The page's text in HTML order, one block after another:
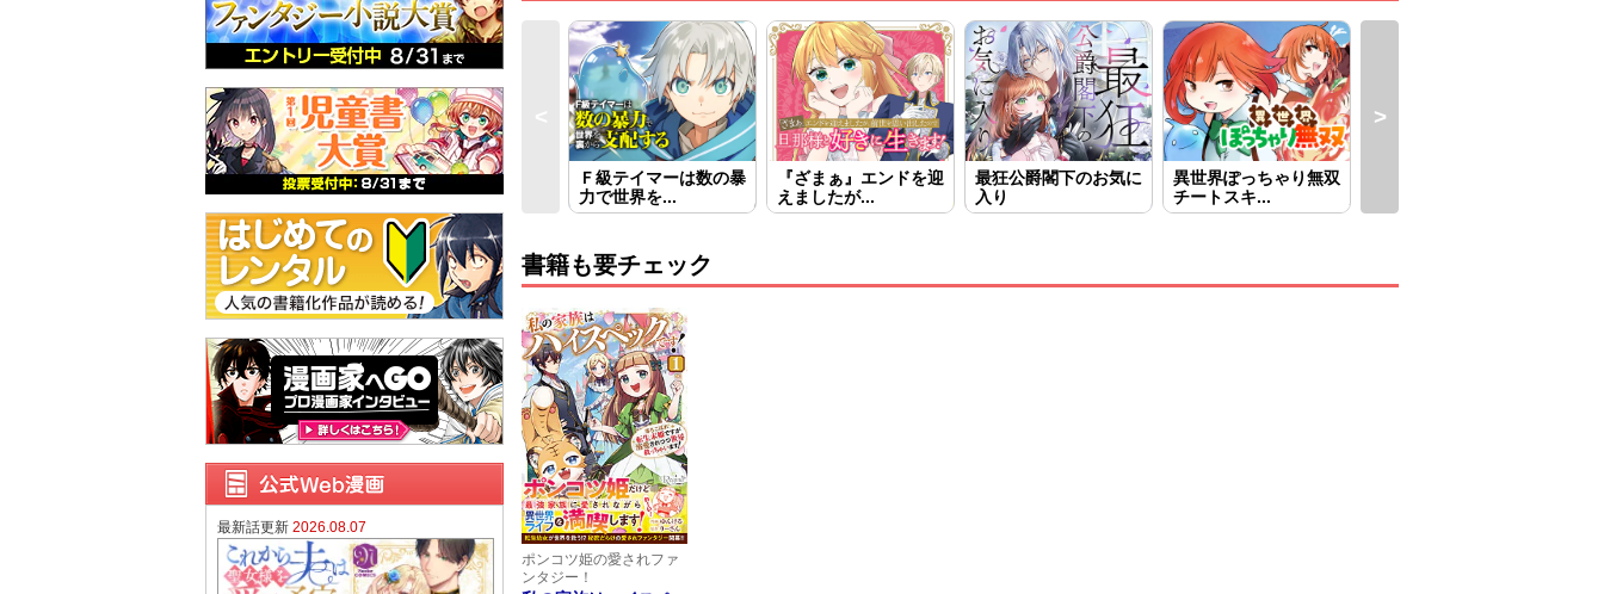
Ｆ級テイマーは数の暴
力で世界を...
『ざまぁ』エンドを迎
えましたが...
最狂公爵閣下のお気に
入り
異世界ぽっちゃり無双
チートスキ...
書籍も要チェック
ポンコツ姫の愛されファ
ンタジー！
最新話更新 2026.08.07